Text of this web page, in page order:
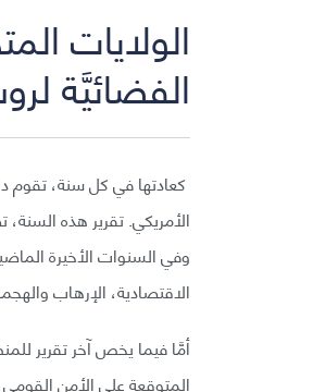
الولايات
الفضائيَّة
الأمريكي. تقرير هذه
وفي السنوات الأخيرة
الاقتصادية، الإرهاب
المتوقعة على الأمن